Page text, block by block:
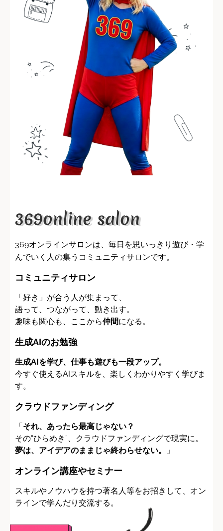
369online salon
369オンラインサロンは、毎日を思いっきり遊び・学
んでいく人の集うコミュニティサロンです。
コミュニティサロン
「好き」が合う人が集まって、
語って、つながって、動き出す。
趣味も関心も、ここから仲間になる。
生成AIのお勉強
生成AIを学び、仕事も遊びも一段アップ。
今すぐ使えるAIスキルを、楽しくわかりやすく学びま
す。
クラウドファンディング
「 それ、あったら最高じゃない？
その“ひらめき”、クラウドファンディングで現実に。
夢は、アイデアのままじゃ終わらせない。
」
オンライン講座やセミナー
スキルやノウハウを持つ著名人等をお招きして、オン
ラインで学んだり交流する。